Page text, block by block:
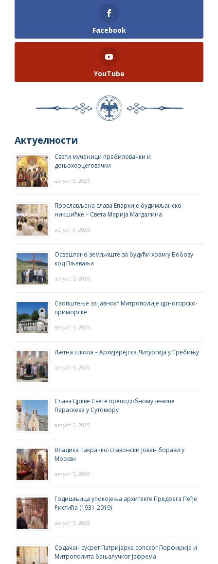
Facebook
YouTube
Актуелности
Свети мученици пребиловачки и
доњохерцеговачки
август 5, 2026
Прослављена слава Епархије будимљанско-
никшићке – Света Марија Магдалина
август 5, 2026
Освештано земљиште за будући храм у Бобову
код Пљеваља
август 5, 2026
Саопштење за јавност Митрополије црногорско-
приморске
август 5, 2026
Љетна школа – Архијерејска Литургија у Требињу
август 5, 2026
Слава Цркве Свете преподобномученице
Параскеве у Сутомору
август 5, 2026
Владика пакрачко-славонски Јован борави у
Москви
август 5, 2026
Годишњица упокојења архитекте Предрага Пеђе
Ристића (1931-2019)
август 5, 2026
Срдачан сусрет Патријарха српског Порфирија и
Митрополита бањалучког Јефрема